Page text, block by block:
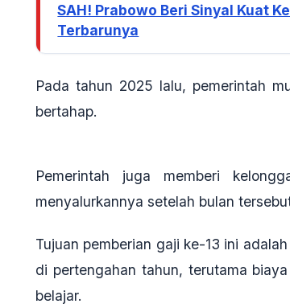
SAH! Prabowo Beri Sinyal Kuat
Terbarunya
Pada tahun 2025 lalu, pemerintah
bertahap.
Pemerintah juga memberi
menyalurkannya setelah bulan
Tujuan pemberian gaji ke-13 ini
di pertengahan tahun, terutama
belajar.